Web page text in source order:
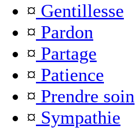
¤ Gentillesse
¤ Pardon
¤ Partage
¤ Patience
¤ Prendre soin
¤ Sympathie